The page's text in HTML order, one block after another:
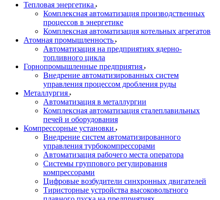
Тепловая энергетика
Комплексная автоматизация производственных
процессов в энергетике
Комплексная автоматизация котельных агрегатов
Атомная промышленность
Автоматизация на предприятиях ядерно-
топливного цикла
Горнопромышленные предприятия
Внедрение автоматизированных систем
управления процессом дробления руды
Металлургия
Автоматизация в металлургии
Комплексная автоматизация сталеплавильных
печей и оборудования
Компрессорные установки
Внедрение систем автоматизированного
управления турбокомпрессорами
Автоматизация рабочего места оператора
Системы группового регулирования
компрессорами
Цифровые возбудители синхронных двигателей
Тиристорные устройства высоковольтного